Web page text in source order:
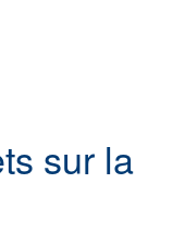
sur la